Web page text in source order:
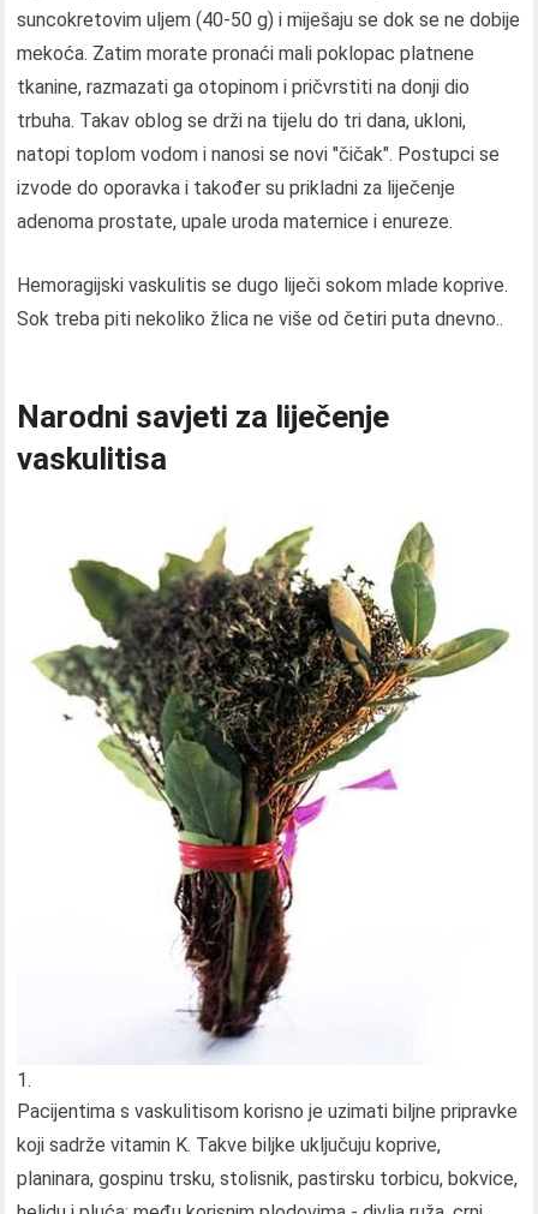
suncokretovim uljem (40-50 g) i miješaju se dok se ne dobije
mekoća. Zatim morate pronaći mali poklopac platnene
tkanine, razmazati ga otopinom i pričvrstiti na donji dio
trbuha. Takav oblog se drži na tijelu do tri dana, ukloni,
natopi toplom vodom i nanosi se novi "čičak". Postupci se
izvode do oporavka i također su prikladni za liječenje
adenoma prostate, upale uroda maternice i enureze.
Hemoragijski vaskulitis se dugo liječi sokom mlade koprive.
Sok treba piti nekoliko žlica ne više od četiri puta dnevno..
Narodni savjeti za liječenje
vaskulitisa
Pacijentima s vaskulitisom korisno je uzimati biljne pripravke
koji sadrže vitamin K. Takve biljke uključuju koprive,
planinara, gospinu trsku, stolisnik, pastirsku torbicu, bokvice,